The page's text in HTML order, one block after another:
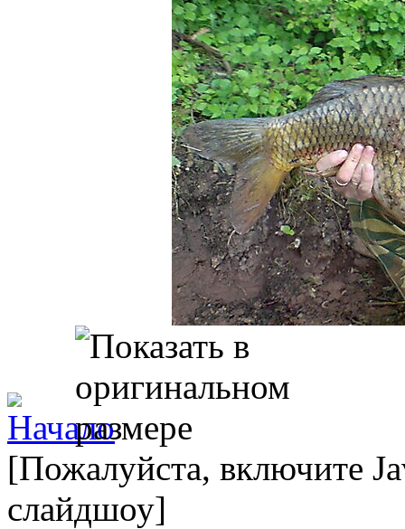
[Пожалуйста, включите
слайдшоу]